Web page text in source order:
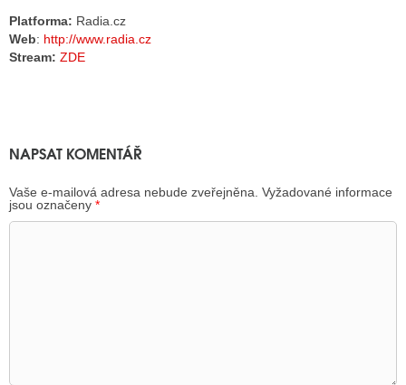
TELEVIZE
RÁDIA
Platforma: Radia.cz
Web: http://www.radia.cz
Stream: ZDE
NAPSAT KOMENTÁŘ
Vaše e-mailová adresa nebude zveřejněna. Vyžadované informace
jsou označeny *